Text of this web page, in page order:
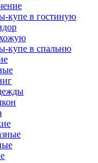
купе в гостиную
купе в спальню